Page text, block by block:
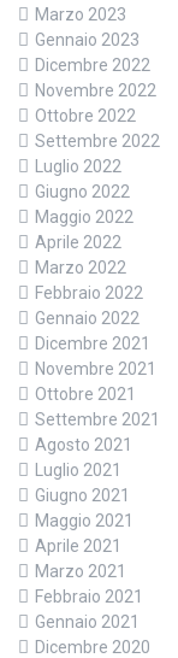
Marzo 2023
Gennaio 2023
Dicembre 2022
Novembre 2022
Ottobre 2022
Settembre 2022
Luglio 2022
Giugno 2022
Maggio 2022
Aprile 2022
Marzo 2022
Febbraio 2022
Gennaio 2022
Dicembre 2021
Novembre 2021
Ottobre 2021
Settembre 2021
Agosto 2021
Luglio 2021
Giugno 2021
Maggio 2021
Aprile 2021
Marzo 2021
Febbraio 2021
Gennaio 2021
Dicembre 2020